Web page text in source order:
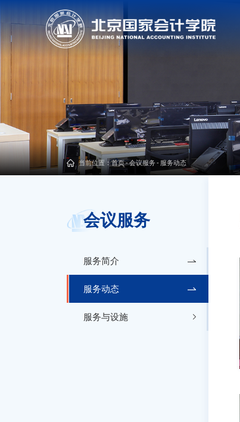
当前位置：首页-会议服务- 服务动态
会议服务
服务简介
服务动态
服务与设施